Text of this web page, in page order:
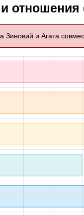
отношения
Зиновий и Агата